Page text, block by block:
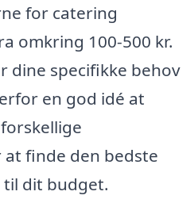
for catering
omkring 100-500 kr.
dine specifikke behov
en god idé at
finde den bedste
til dit budget.